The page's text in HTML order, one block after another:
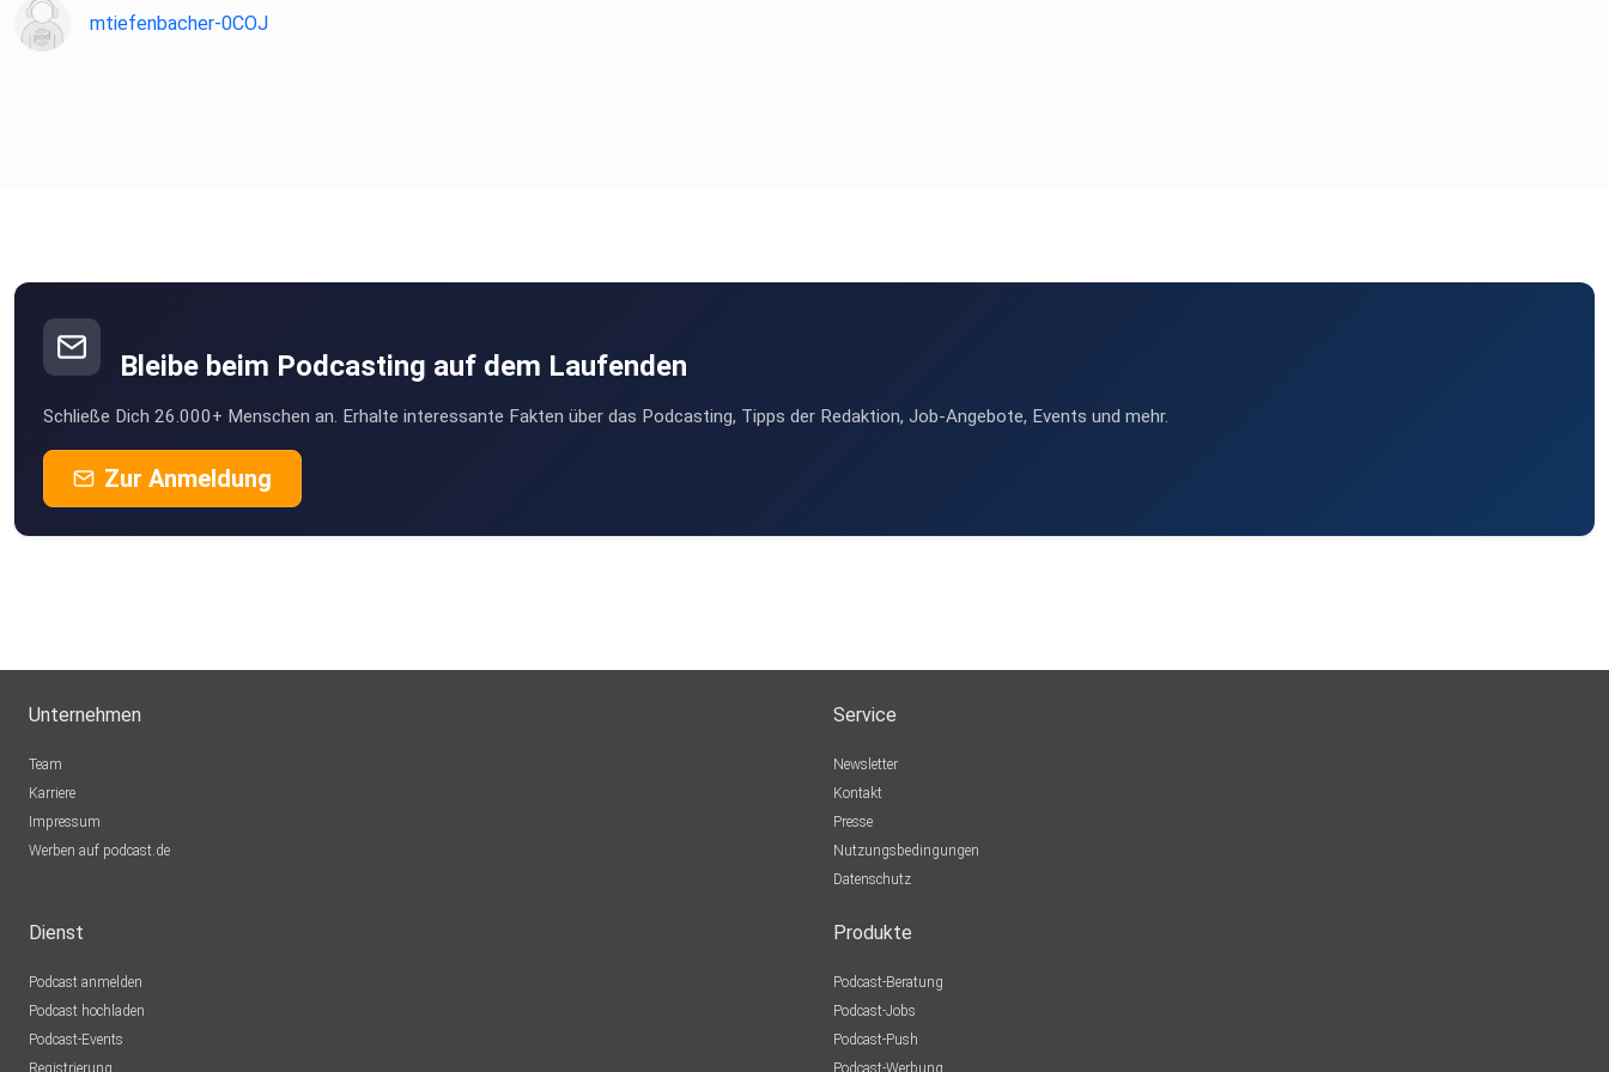
mtiefenbacher-0COJ
Bleibe beim Podcasting auf dem Laufenden
Schließe Dich 26.000+ Menschen an. Erhalte interessante Fakten über das Podcasting, Tipps der Redaktion, Job-Angebote, Events und mehr.
Zur Anmeldung
Unternehmen
Team
Karriere
Impressum
Werben auf podcast.de
Service
Newsletter
Kontakt
Presse
Nutzungsbedingungen
Datenschutz
Dienst
Podcast anmelden
Podcast hochladen
Podcast-Events
Registrierung
Produkte
Podcast-Beratung
Podcast-Jobs
Podcast-Push
Podcast-Werbung